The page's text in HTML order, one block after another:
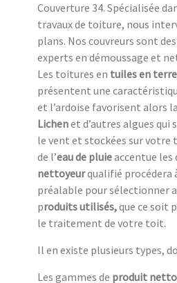
Couverture 34. Spécialisée
travaux de toiture, nous
plans. Nos couvreurs sont
experts en démoussage et
Les toitures en tuiles en
présentent une
et l’ardoise favorisent alors la
Lichenet d’autres algues
le vent et stockées sur votre
de l’eau de pluieaccentue les
nettoyeurqualifié procédera
préalable pour sélectionner
produits utilisés,que ce soit
le traitement de votre toit.
Il en existe plusieurs types,
Les gammes de produit